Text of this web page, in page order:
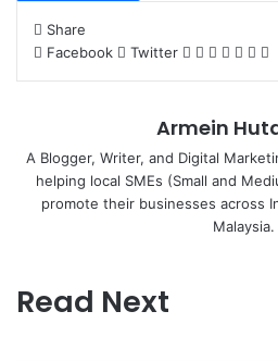
Share
Facebook
Twitter LinkedIn
Tumblr
Pinterest
Reddit
Armein
A Blogger, Writer, and Digital
helping local SMEs (Small and
promote their businesses across
Malaysia.
Read Next